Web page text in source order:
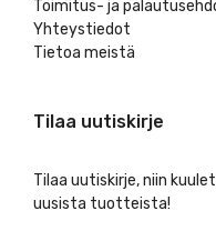
Toimitus- ja
Yhteystiedot
Tietoa meistä
Tilaa uutiskirje
Tilaa uutiskirje, niin
uusista tuotteista!